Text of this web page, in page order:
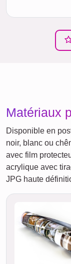
Matériaux
Disponible en
noir, blanc ou
avec film
acrylique avec
JPG haute